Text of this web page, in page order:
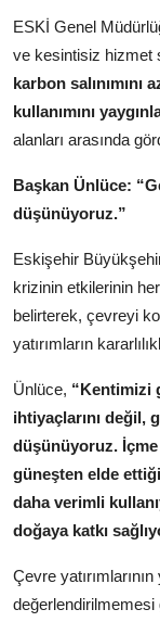
ESKİ Genel
ve kesintisiz hizmet
karbon salınımını
kullanımını
alanları arasında
Başkan Ünlüce:
düşünüyoruz.”
Eskişehir
krizinin etkilerinin
belirterek, çevreyi
yatırımların
Ünlüce, “Kentimizi
ihtiyaçlarını değil,
düşünüyoruz.
güneşten elde
daha verimli
doğaya katkı
Çevre